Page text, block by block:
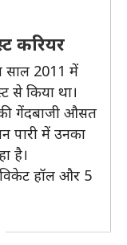
करियर
साल 2011 में
से किया था।
गेंदबाजी औसत
पारी में उनका
है।
हॉल और 5